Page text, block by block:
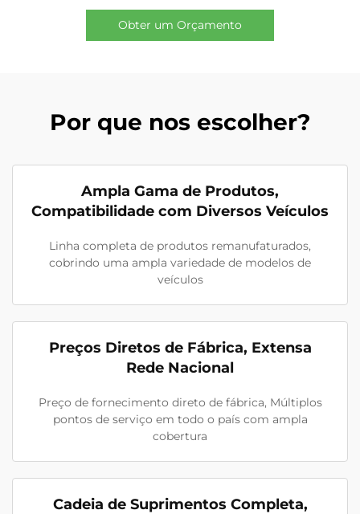
Obter um Orçamento
Por que nos escolher?
Ampla Gama de Produtos,
Compatibilidade com Diversos Veículos
Linha completa de produtos remanufaturados,
cobrindo uma ampla variedade de modelos de
veículos
Preços Diretos de Fábrica, Extensa
Rede Nacional
Preço de fornecimento direto de fábrica, Múltiplos
pontos de serviço em todo o país com ampla
cobertura
Cadeia de Suprimentos Completa,